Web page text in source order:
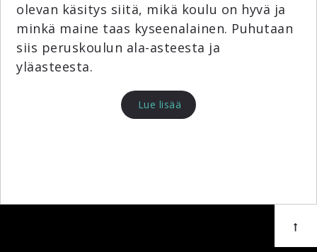
olevan käsitys siitä, mikä koulu on hyvä ja
minkä maine taas kyseenalainen. Puhutaan
siis peruskoulun ala-asteesta ja
yläasteesta.
Lue lisää